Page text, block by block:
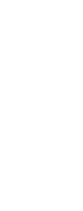
션 언어는 영어이며, 일